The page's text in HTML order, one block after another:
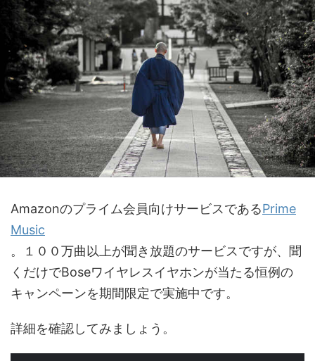
Amazonのプライム会員向けサービスであるPrime
Music
。１００万曲以上が聞き放題のサービスですが、聞
くだけでBoseワイヤレスイヤホンが当たる恒例の
キャンペーンを期間限定で実施中です。
詳細を確認してみましょう。